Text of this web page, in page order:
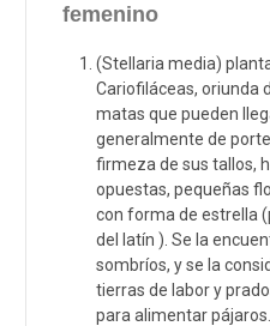
femenino
(Stellaria media)
Cariofiláceas, oriunda
matas que pueden
generalmente de
firmeza de sus tallos,
opuestas, pequeñas
con forma de estrella
del latín ). Se la
sombríos, y se la
tierras de labor y
para alimentar pájaros.